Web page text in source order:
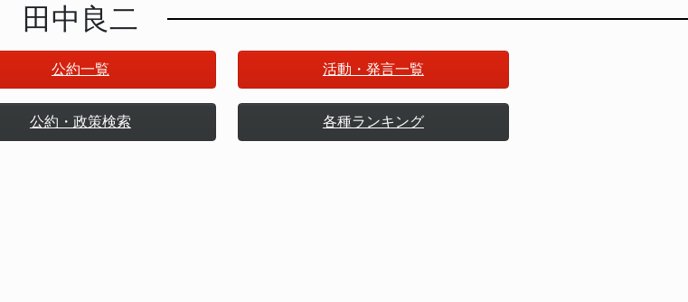
田中良二
公約一覧 活動・発言一覧
公約・政策検索 各種ランキング